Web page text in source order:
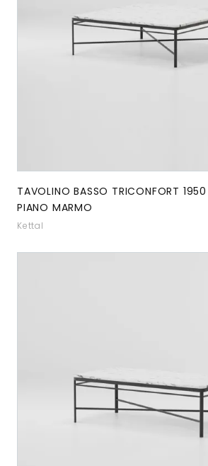
TAVOLINO BASSO TRICONFORT
PIANO MARMO
Kettal